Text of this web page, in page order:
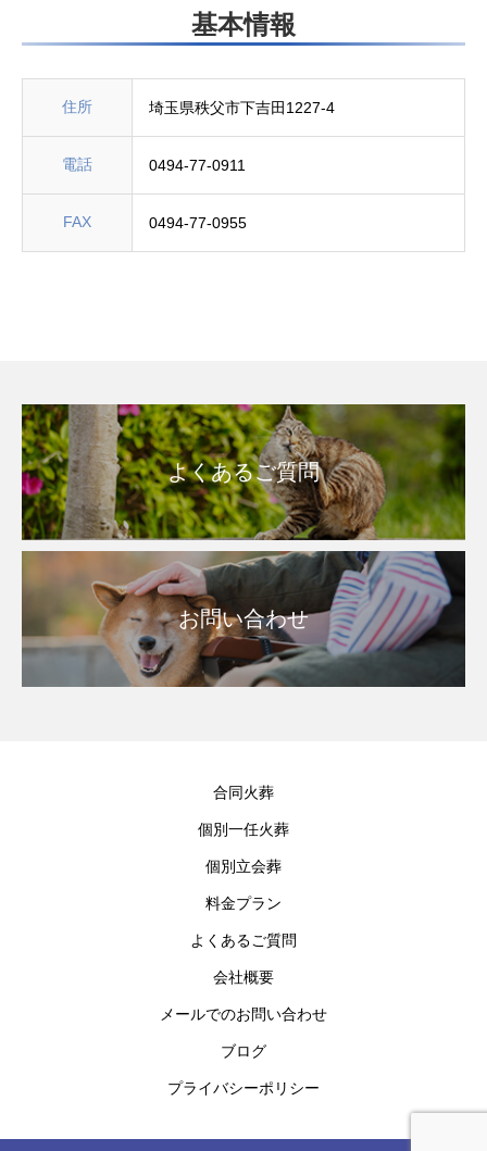
基本情報
住所 埼玉県秩父市下吉田1227-4
電話 0494-77-0911
FAX 0494-77-0955
よくあるご質問
お問い合わせ
合同火葬
個別一任火葬
個別立会葬
料金プラン
よくあるご質問
会社概要
メールでのお問い合わせ
ブログ
プライバシーポリシー